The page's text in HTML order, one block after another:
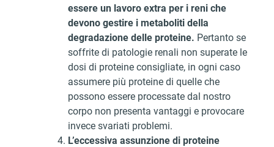
essere un lavoro extra per i reni che
devono gestire i metaboliti della
degradazione delle proteine. Pertanto se
soffrite di patologie renali non superate le
dosi di proteine consigliate, in ogni caso
assumere più proteine di quelle che
possono essere processate dal nostro
corpo non presenta vantaggi e provocare
invece svariati problemi.
L’eccessiva assunzione di proteine